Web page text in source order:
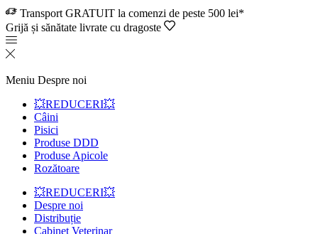
Transport GRATUIT la comenzi de peste 500 lei*
Grijă și sănătate livrate cu dragoste
Meniu Despre noi
💥REDUCERI💥
Câini
Pisici
Produse DDD
Produse Apicole
Rozătoare
💥REDUCERI💥
Despre noi
Distribuție
Cabinet Veterinar